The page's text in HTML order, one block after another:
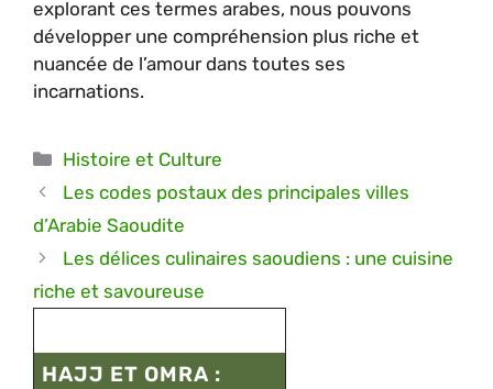
explorant ces termes arabes, nous pouvons
développer une compréhension plus riche et
nuancée de l’amour dans toutes ses
incarnations.
Catégories
Histoire et Culture
Les codes postaux des principales villes
d’Arabie Saoudite
Les délices culinaires saoudiens : une cuisine
riche et savoureuse
HAJJ ET OMRA :